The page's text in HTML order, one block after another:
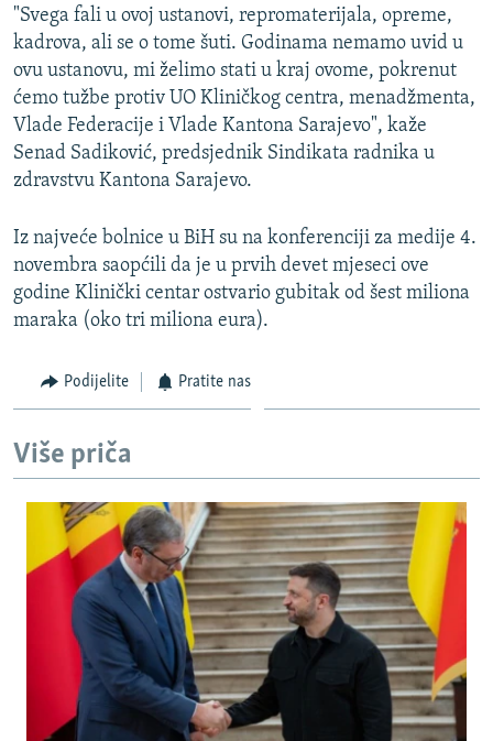
"Svega fali u ovoj ustanovi, repromaterijala, opreme,
kadrova, ali se o tome šuti. Godinama nemamo uvid u
ovu ustanovu, mi želimo stati u kraj ovome, pokrenut
ćemo tužbe protiv UO Kliničkog centra, menadžmenta,
Vlade Federacije i Vlade Kantona Sarajevo", kaže
Senad Sadiković, predsjednik Sindikata radnika u
zdravstvu Kantona Sarajevo.
Iz najveće bolnice u BiH su na konferenciji za medije 4.
novembra saopćili da je u prvih devet mjeseci ove
godine Klinički centar ostvario gubitak od šest miliona
maraka (oko tri miliona eura).
Podijelite Pratite nas
Više priča